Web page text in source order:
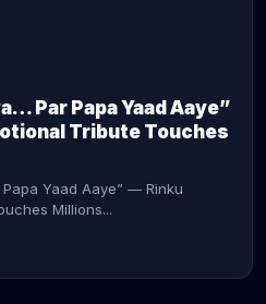
Par Papa Yaad Aaye”
Tribute Touches
Yaad Aaye” — Rinku
Millions...